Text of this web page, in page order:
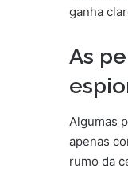
ganha
As
Algumas
apenas
rumo da